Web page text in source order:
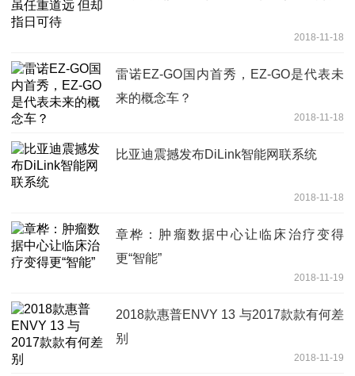
2018-11-18
雷诺EZ-GO国内首秀，EZ-GO是代表未
来的概念车？
2018-11-18
比亚迪震撼发布DiLink智能网联系统
2018-11-18
章桦：肿瘤数据中心让临床治疗变得
更“智能”
2018-11-19
2018款惠普ENVY 13 与2017款款有何差
别
2018-11-19